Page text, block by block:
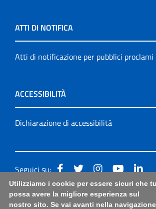
ATTI DI NOTIFICA
Atti di notificazione per pubblici proclami
ACCESSIBILITÀ
Dichiarazione di accessibilità
Seguici su:
Accessibilità: form di segnalazione di
Utilizziamo i cookie per essere sicuri che tu
possa avere la migliore esperienza sul
nostro sito. Se vai avanti nella